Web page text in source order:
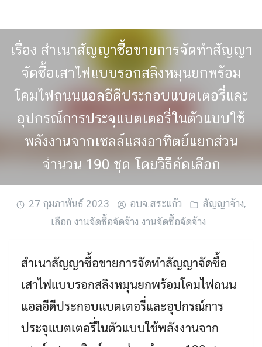
content
เรื่อง สำเนาสัญญาซื้อขายการจัดทำสัญญา
จัดซื้อเสาไฟแบบรอกสลิงหมุนยกพร้อม
โคมไฟถนนแอลอีดีประกอบแบตเตอรี่และ
อุปกรณ์การประจุแบตเตอรี่ในตัวแบบใช้
พลังงานจากเซลล์แสงอาทิตย์แยกส่วน
จำนวน 190 ชุด โดยวิธีคัดเลือก
27 กุมภาพันธ์ 2023 อบจ.สระแก้ว สัญญาจ้าง,
เลือก งานจัดซื้อจัดจ้าง งานจัดซื้อจัดจ้าง
สำเนาสัญญาซื้อขายการจัดทำสัญญาจัดซื้อ
เสาไฟแบบรอกสลิงหมุนยกพร้อมโคมไฟถนน
แอลอีดีประกอบแบตเตอรี่และอุปกรณ์การ
ประจุแบตเตอรี่ในตัวแบบใช้พลังงานจาก